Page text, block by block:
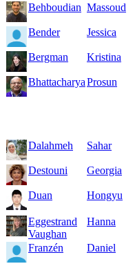
Behboudian Massoud
Bender Jessica
Bergman Kristina
BhattacharyaProsun
Dalahmeh
Sahar
Destouni Georgia
Duan Hongyu
Eggestrand
Vaughan
Hanna
Franzén Daniel